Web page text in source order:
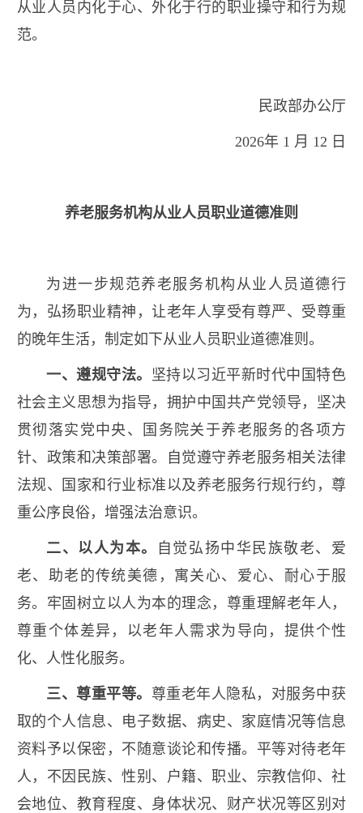
从业人员内化于心、外化于行的职业操守和行为规
范。
民政部办公厅
2026年 1 月 12 日
养老服务机构从业人员职业道德准则
为进一步规范养老服务机构从业人员道德行
为，弘扬职业精神，让老年人享受有尊严、受尊重
的晚年生活，制定如下从业人员职业道德准则。
一、遵规守法。
坚持以习近平新时代中国特色
社会主义思想为指导，拥护中国共产党领导，坚决
贯彻落实党中央、国务院关于养老服务的各项方
针、政策和决策部署。自觉遵守养老服务相关法律
法规、国家和行业标准以及养老服务行规行约，尊
重公序良俗，增强法治意识。
二、以人为本。
自觉弘扬中华民族敬老、爱
老、助老的传统美德，寓关心、爱心、耐心于服
务。牢固树立以人为本的理念，尊重理解老年人，
尊重个体差异，以老年人需求为导向，提供个性
化、人性化服务。
三、尊重平等。 尊重老年人隐私，对服务中获
取的个人信息、电子数据、病史、家庭情况等信息
资料予以保密，不随意谈论和传播。平等对待老年
人，不因民族、性别、户籍、职业、宗教信仰、社
会地位、教育程度、身体状况、财产状况等区别对